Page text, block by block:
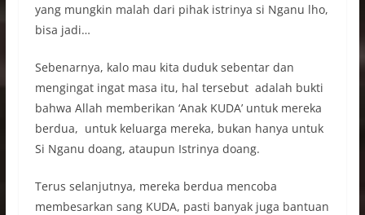
yang mungkin malah dari pihak istrinya si Nganu lho,
bisa jadi…
Sebenarnya, kalo mau kita duduk sebentar dan
mengingat ingat masa itu, hal tersebut adalah bukti
bahwa Allah memberikan ‘Anak KUDA’ untuk mereka
berdua, untuk keluarga mereka, bukan hanya untuk
Si Nganu doang, ataupun Istrinya doang.
Terus selanjutnya, mereka berdua mencoba
membesarkan sang KUDA, pasti banyak juga bantuan